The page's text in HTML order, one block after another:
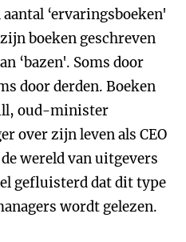
‘ervaringsboeken'
boeken geschreven
‘bazen'. Soms door
door derden. Boeken
oud-minister
over zijn leven als CEO
wereld van uitgevers
gefluisterd dat dit type
wordt gelezen.